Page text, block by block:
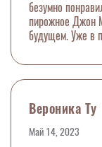
безумно
пирожное Джон
будущем. Уже в
Вероника Ту
Май 14, 2023